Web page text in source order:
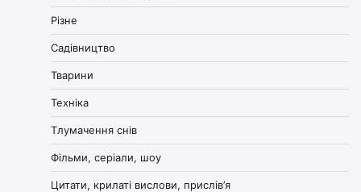
Різне
Садівництво
Тварини
Техніка
Тлумачення снів
Фільми, серіали, шоу
Цитати, крилаті вислови, прислів’я